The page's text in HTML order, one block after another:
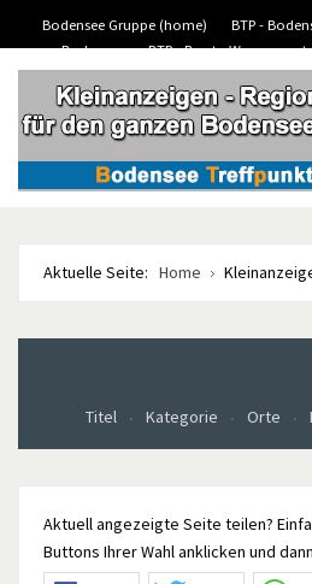
Bodensee Gruppe (home)
BTP -
Bodensee
BTP - Boote-
BTP -
Aktuelle Seite: Home
Titel Kategorie Orte
Aktuell angezeigte Seite teilen?
Buttons Ihrer Wahl anklicken und